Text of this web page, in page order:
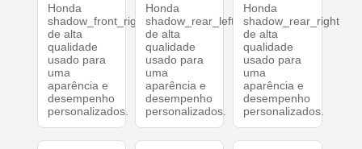
Honda
shadow_front_right
de alta
qualidade
usado para
uma
aparência e
desempenho
personalizados.
Honda
shadow_rear_left
de alta
qualidade
usado para
uma
aparência e
desempenho
personalizados.
Honda
shadow_rear_right
de alta
qualidade
usado para
uma
aparência e
desempenho
personalizados.